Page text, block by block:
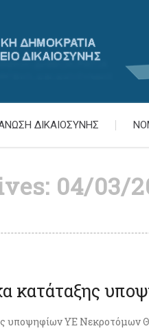
ΔΙΚΑΙΟΣΥΝΗΣ
04/03/
κατάταξης
υποψηφίων ΥΕ Νεκροτόμων